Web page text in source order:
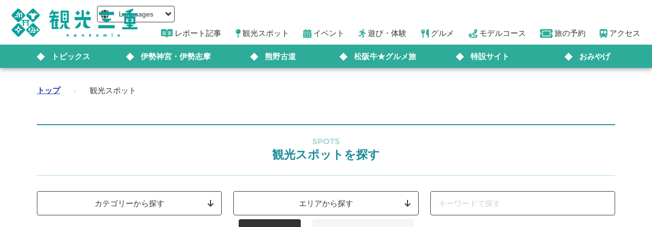
Languages
レポート記事 観光スポット イベント 遊び・体験 グルメ モデルコース 旅の予約 アクセス
トピックス 伊勢神宮・伊勢志摩 熊野古道 松阪牛★グルメ旅 特設サイト おみやげ
トップ › 観光スポット
SPOTS
観光スポットを探す
カテゴリーから探す エリアから探す